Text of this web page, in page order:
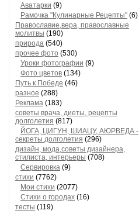
Аватарки (9)
Рамочка "Кулинарные Рецепты" (6)
Православие,вера, православные
молитвы (190)
природа (540)
прочее фото (530)
Уроки фотографии (9)
Фото цветов (134)
Путь к Победе (46)
разное (288)
Реклама (183)
советы врача, диеты, рецепты
долголетия (817)
ЙОГА, ЦИГУН, ШИАЦУ, АЮРВЕДА -
секреты долголетия (296)
дизайн, мода,советы дизайнера,
стилиста, интерьеры (708)
Сервировка (9)
стихи (7762)
Мои стихи (2077)
Стихи о городах (16)
тесты (119)